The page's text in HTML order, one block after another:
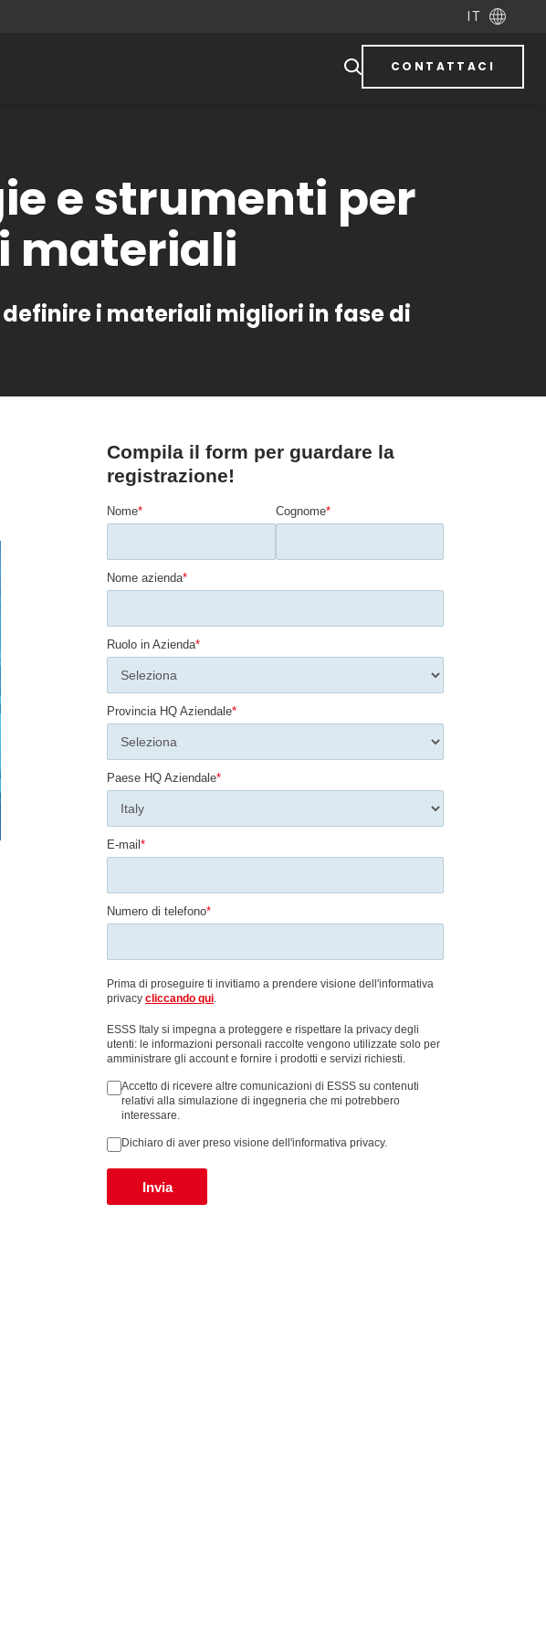
IT
CONTATTACI
e strumenti per
materiali
i materiali migliori in fase di